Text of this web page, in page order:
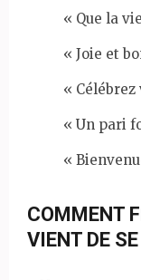
« Que la
« Joie et
«
« Un pari
«
COMMENT
VIENT DE